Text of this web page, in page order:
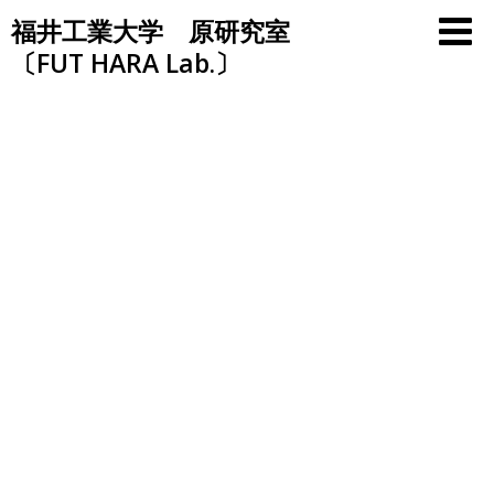
Skip
to
content
福井工業大学 原研究室
〔FUT HARA Lab.〕